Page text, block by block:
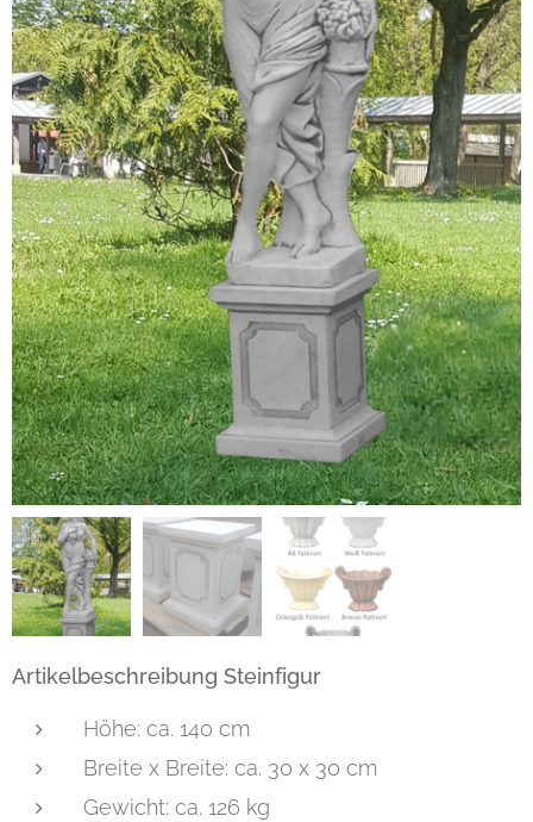
Artikelbeschreibung Steinfigur
Höhe: ca. 140 cm
Breite x Breite: ca. 30 x 30 cm
Gewicht: ca. 126 kg